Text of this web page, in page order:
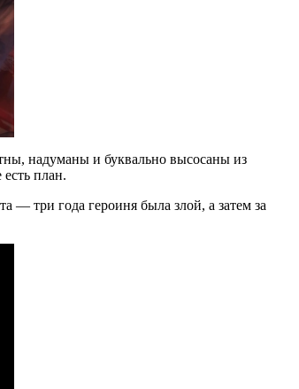
надуманы и буквально высосаны из
план.
— три года героиня была злой, а затем за